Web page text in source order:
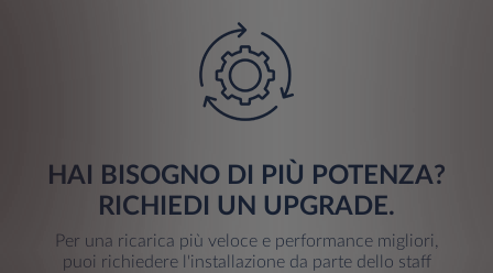
HAI BISOGNO DI PIÙ POTENZA?
RICHIEDI UN UPGRADE.
Per una ricarica più veloce e performance migliori,
puoi richiedere l'installazione da parte dello staff